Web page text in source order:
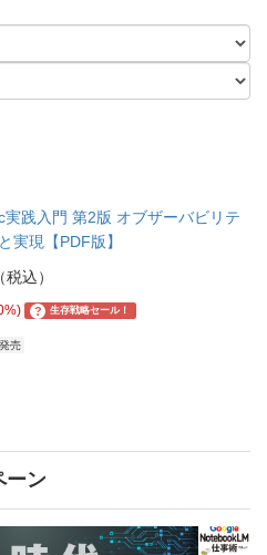
実践入門 第2版 オブザーバビリテ
実現【PDF版】
込）
? 生存戦略セール！
売
ーン